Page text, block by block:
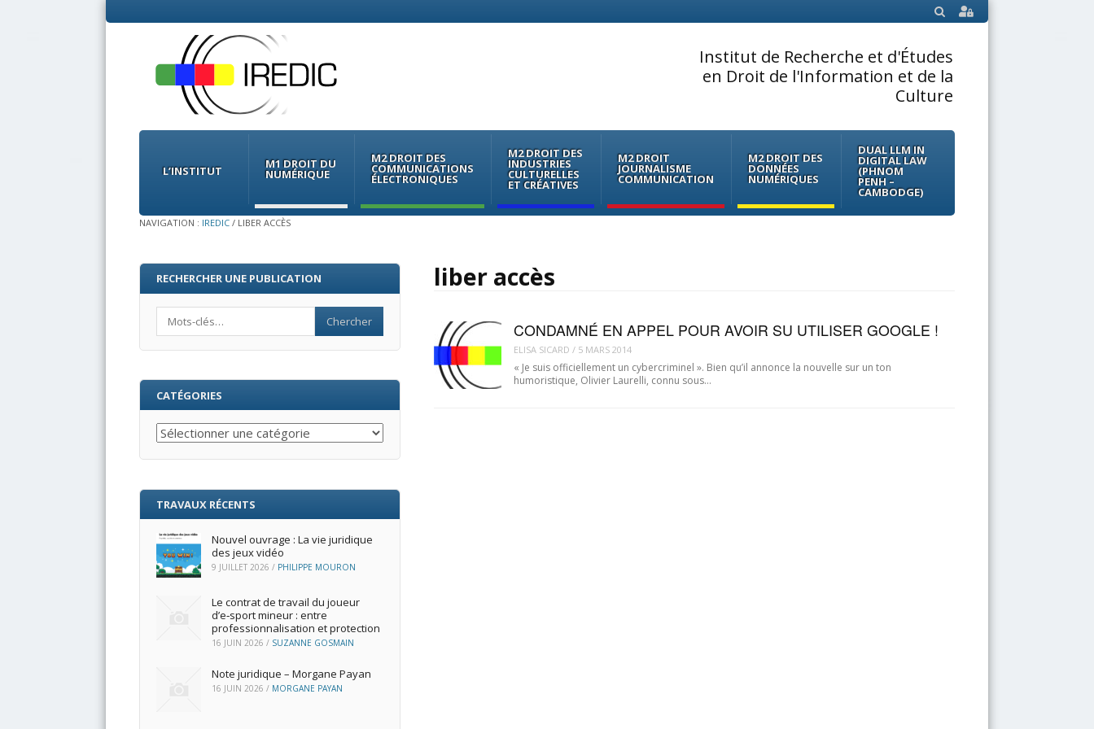
SEARCH
Institut de Recherche et d'Études
en Droit de l'Information et de la
Culture
Menu
Skip
contentL’INSTITUT M1 DROIT DU
NUMÉRIQUE
M2 DROIT DES
COMMUNICATIONS
ÉLECTRONIQUES
M2 DROIT DES
INDUSTRIES
CULTURELLES
ET CRÉATIVES
M2 DROIT
JOURNALISME
COMMUNICATION
M2 DROIT DES
DONNÉES
NUMÉRIQUES
DUAL LLM IN
DIGITAL LAW
(PHNOM
PENH –
CAMBODGE)
NAVIGATION : IREDIC / LIBER ACCÈS
liber accès
CONDAMNÉ EN APPEL POUR AVOIR SU UTILISER GOOGLE !
ELISA SICARD / 5 MARS 2014
« Je suis officiellement un cybercriminel ». Bien qu’il annonce la nouvelle sur un ton
humoristique, Olivier Laurelli, connu sous…
RECHERCHER UNE PUBLICATION
CATÉGORIES
Catégories
TRAVAUX RÉCENTS
Nouvel ouvrage : La vie juridique
des jeux vidéo
9 JUILLET 2026 / PHILIPPE MOURON
Le contrat de travail du joueur
d’e‑sport mineur : entre
professionnalisation et protection
16 JUIN 2026 / SUZANNE GOSMAIN
Note juridique – Morgane Payan
16 JUIN 2026 / MORGANE PAYAN